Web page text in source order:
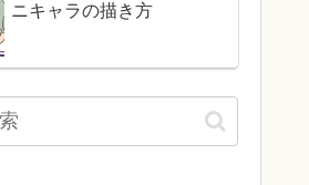
ニキャラの描き方